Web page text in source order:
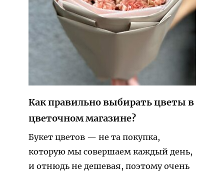
Как правильно выбирать цветы в
цветочном магазине?
Букет цветов — не та покупка,
которую мы совершаем каждый день,
и отнюдь не дешевая, поэтому очень